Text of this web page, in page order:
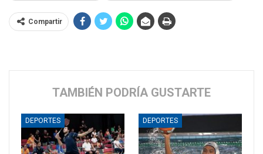
Compartir
TAMBIÉN PODRÍA GUSTARTE
DEPORTES DEPORTES